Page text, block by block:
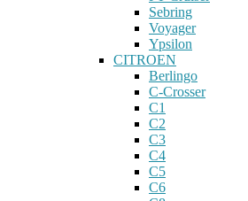
Sebring
Voyager
Ypsilon
CITROEN
Berlingo
C-Crosser
C1
C2
C3
C4
C5
C6